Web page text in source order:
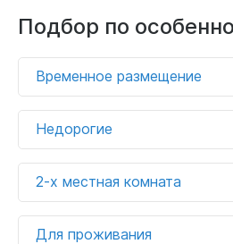
Подбор по
Временное размещение
Недорогие
2-х местная комната
Для проживания